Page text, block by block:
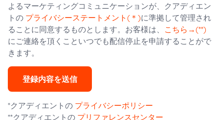
よるマーケティングコミュニケーションが、クアディエン
トの プライバシーステートメント(＊)に準拠して管理され
ることに同意するものとします。お客様は、 こちら→(**)
にご連絡を頂くこといつでも配信停止を申請することがで
きます。
登録内容を送信
*クアディエントの プライバシーポリシー
**クアディエントの プリファレンスセンター